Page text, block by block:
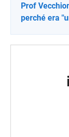
Prof
perché era